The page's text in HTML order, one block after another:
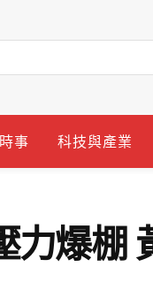
事 科技與產業
力爆棚